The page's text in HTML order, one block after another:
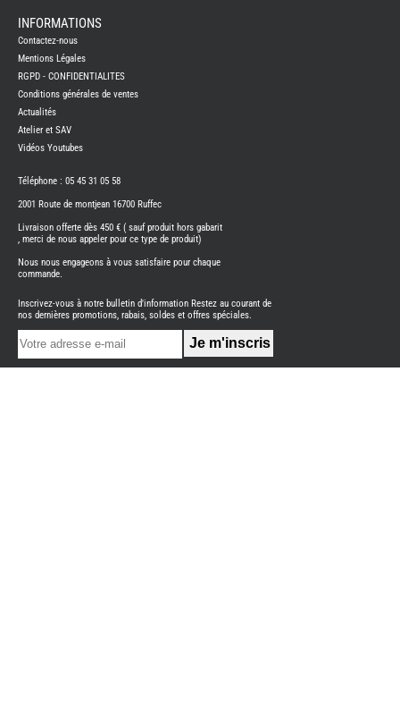
CAMPING-
BENIMAR
CAMPING-
CARADO
CAMPING-
ITINEO
CAMPING-
OCCASION
CARADO
NEUFS
FOURGON
BENIMAR
FOURGON
INFORMATIONS
Contactez-nous
Mentions Légales
RGPD - CONFIDENTIALITES
Conditions générales de ventes
Actualités
Atelier et SAV
Vidéos Youtubes
Téléphone : 05 45 31 05 58
2001 Route de montjean 16700 Ruffec
Livraison offerte dès 450 € ( sauf produit hors gabarit
, merci de nous appeler pour ce type de produit)
Nous nous engageons à vous satisfaire pour chaque
commande.
Inscrivez-vous à notre bulletin d'information Restez au courant de
nos dernières promotions, rabais, soldes et offres spéciales.